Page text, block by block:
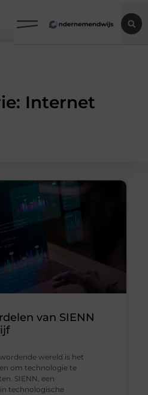
Internet
van SIENN
wereld is het
om technologie te
SIENN, een
technologische